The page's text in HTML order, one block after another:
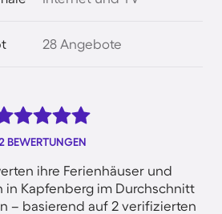
28 Angebote
BEWERTUNGEN
ihre Ferienhäuser und
in Kapfenberg im Durchschnitt
– basierend auf 2 verifizierten